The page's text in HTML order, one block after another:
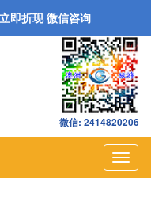
即折现 微信咨询
微信: 2414820206